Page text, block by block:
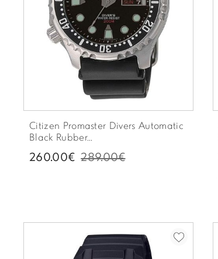
Citizen Promaster Divers Automatic
Black Rubber...
260.00€ 289.00€